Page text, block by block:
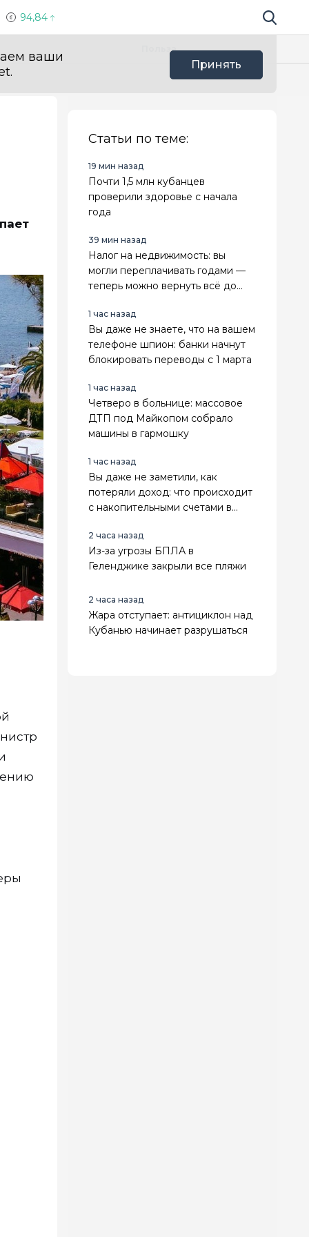
94,84 Поиск по
ваши
Принять
Польза
Статьи по теме:
19 мин назад
Почти 1,5 млн кубанцев
проверили здоровье с начала
года
39 мин назад
Налог на недвижимость: вы
могли переплачивать годами —
теперь можно вернуть всё до
1 час назад
Вы даже не знаете, что на вашем
телефоне шпион: банки начнут
блокировать переводы с 1 марта
1 час назад
Четверо в больнице: массовое
ДТП под Майкопом собрало
машины в гармошку
1 час назад
Вы даже не заметили, как
потеряли доход: что происходит
с накопительными счетами в
2 часа назад
Из-за угрозы БПЛА в
Геленджике закрыли все пляжи
2 часа назад
Жара отступает: антициклон над
Кубанью начинает разрушаться